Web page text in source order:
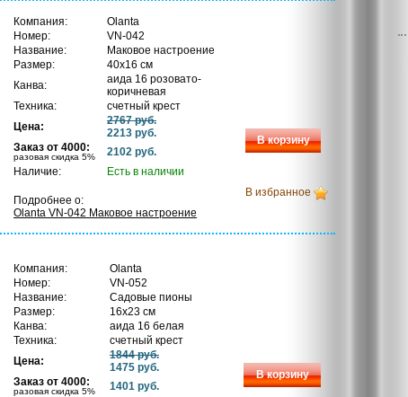
Компания:
Olanta
Номер:
VN-042
Название:
Маковое настроение
Размер:
40х16 см
Канва:
аида 16 розовато-
коричневая
Техника:
счетный крест
В корзину
Цена:
2767 руб.
2213 руб.
Заказ от 4000:
разовая скидка 5%
2102 руб.
Наличие:
Есть в наличии
В избранное
Подробнее о:
Olanta VN-042 Маковое настроение
Компания:
Olanta
Номер:
VN-052
Название:
Садовые пионы
Размер:
16х23 см
Канва:
аида 16 белая
Техника:
счетный крест
В корзину
Цена:
1844 руб.
1475 руб.
Заказ от 4000:
разовая скидка 5%
1401 руб.